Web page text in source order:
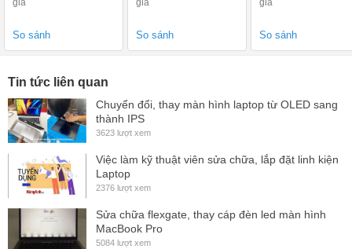
giá
So sánh
giá
So sánh
giá
So sánh
Tin tức liên quan
Chuyển đổi, thay màn hình laptop từ OLED sang
thành IPS
3623 lượt xem
Việc làm kỹ thuật viên sửa chữa, lắp đặt linh kiện
Laptop
2376 lượt xem
Sửa chữa flexgate, thay cáp đèn led màn hình
MacBook Pro
5084 lượt xem